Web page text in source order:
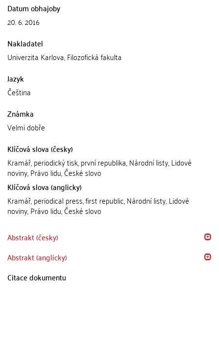
Datum obhajoby
20. 6. 2016
Nakladatel
Univerzita Karlova, Filozofická fakulta
Jazyk
Čeština
Známka
Velmi dobře
Klíčová slova (česky)
Kramář, periodický tisk, první republika, Národní listy, Lidové
noviny, Právo lidu, České slovo
Klíčová slova (anglicky)
Kramář, periodical press, first republic, Národní listy, Lidové
noviny, Právo lidu, České slovo
Abstrakt (česky)
Abstrakt (anglicky)
Citace dokumentu